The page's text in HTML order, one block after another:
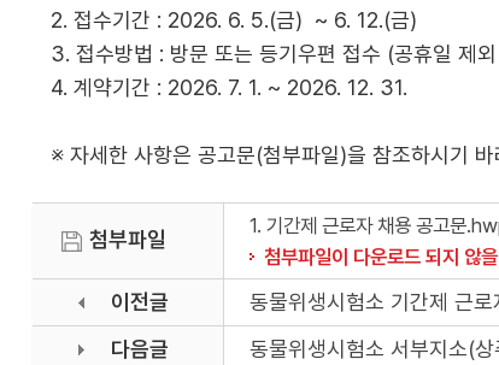
2. 접수기간 : 2026. 6. 5.(금) ~ 6. 12.(금)
3. 접수방법 : 방문 또는 등기우편 접수 (공휴일 제
4. 계약기간 : 2026. 7. 1. ~ 2026. 12. 31.
※ 자세한 사항은 공고문(첨부파일)을 참조하시기
첨부파일
1. 기간제 근로자 채용 공고문
첨부파일이 다운로드 되지 않
이전글
동물위생시험소 기간제 근
다음글
동물위생시험소 서부지소(